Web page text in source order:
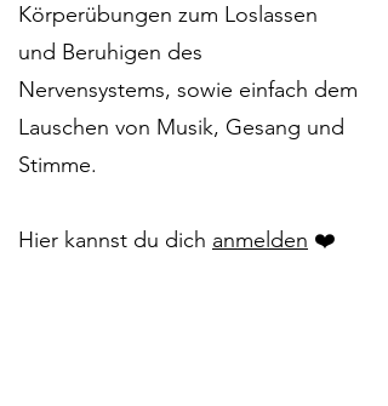
Körperübungen zum Loslassen
und Beruhigen des
Nervensystems, sowie einfach dem
Lauschen von Musik, Gesang und
Stimme.
Hier kannst du dich anmelden ❤️